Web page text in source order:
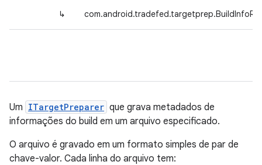
↳
Um ITargetPreparer que grava metadados de
informações do build em um arquivo especificado.
O arquivo é gravado em um formato simples de par de
chave-valor. Cada linha do arquivo tem: